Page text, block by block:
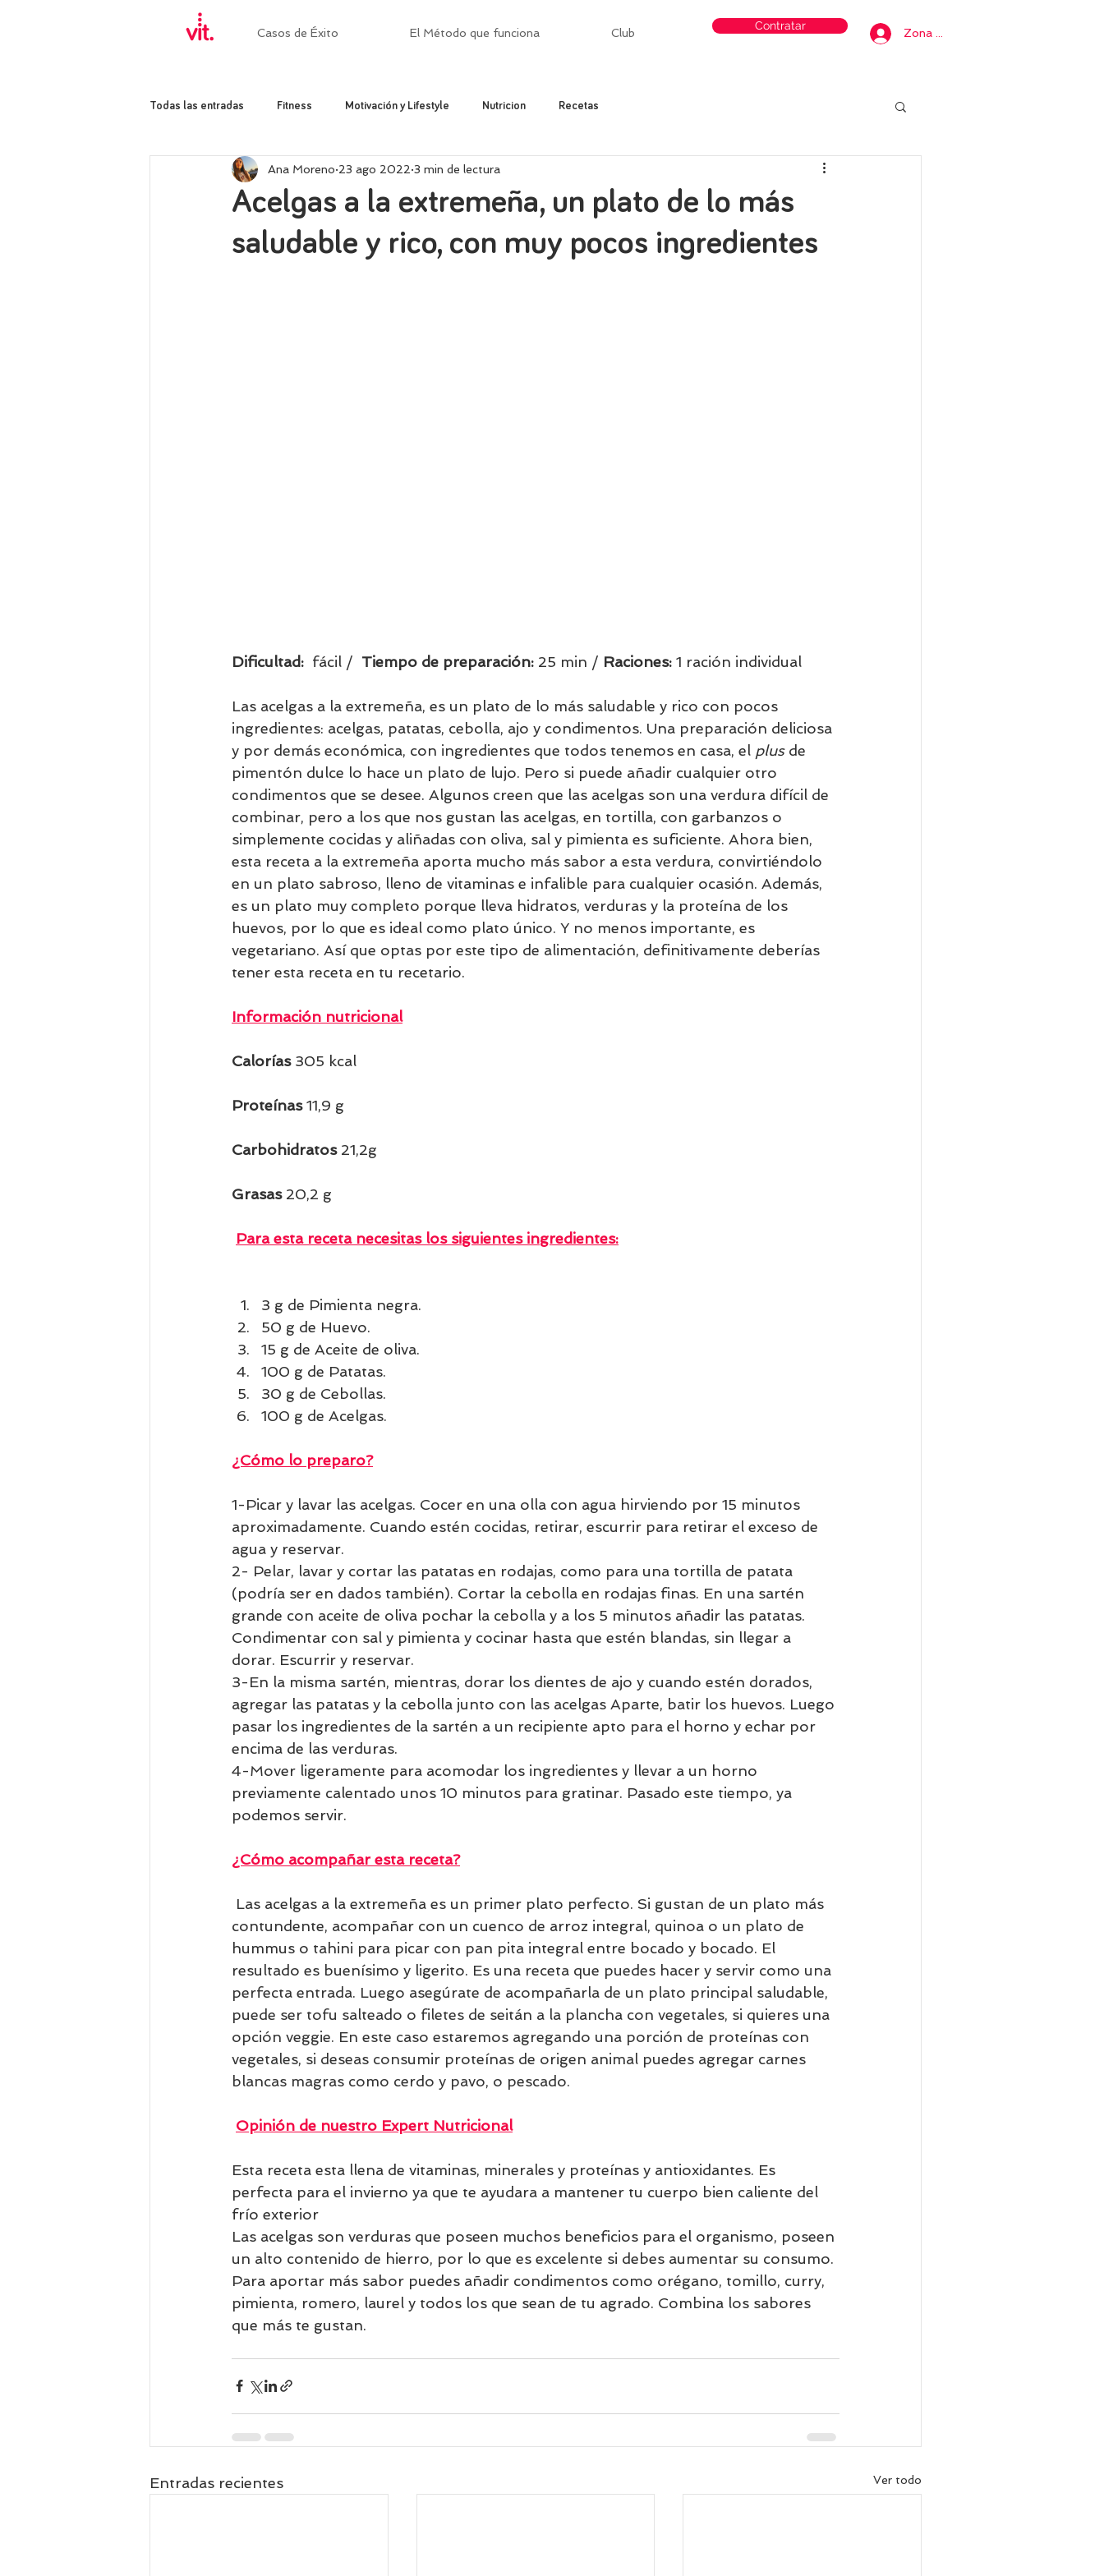
Casos de Éxito El Método que funciona Club
Contratar
Zona privada
Todas las entradas Fitness Motivación y Lifestyle Nutricion Recetas
Acelgas a la extremeña, un plato de lo más
saludable y rico, con muy pocos ingredientes
Ana Moreno 23 ago 2022 3 min de lectura
Dificultad: fácil / Tiempo de preparación: 25 min / Raciones: 1 ración individual
Las acelgas a la extremeña, es un plato de lo más saludable y rico con pocos
ingredientes: acelgas, patatas, cebolla, ajo y condimentos. Una preparación deliciosa
y por demás económica, con ingredientes que todos tenemos en casa, el plus de
pimentón dulce lo hace un plato de lujo. Pero si puede añadir cualquier otro
condimentos que se desee. Algunos creen que las acelgas son una verdura difícil de
combinar, pero a los que nos gustan las acelgas, en tortilla, con garbanzos o
simplemente cocidas y aliñadas con oliva, sal y pimienta es suficiente. Ahora bien,
esta receta a la extremeña aporta mucho más sabor a esta verdura, convirtiéndolo
en un plato sabroso, lleno de vitaminas e infalible para cualquier ocasión. Además,
es un plato muy completo porque lleva hidratos, verduras y la proteína de los
huevos, por lo que es ideal como plato único. Y no menos importante, es
vegetariano. Así que optas por este tipo de alimentación, definitivamente deberías
tener esta receta en tu recetario.
Información nutricional
Calorías 305 kcal
Proteínas 11,9 g
Carbohidratos 21,2g
Grasas 20,2 g
Para esta receta necesitas los siguientes ingredientes:
3 g de Pimienta negra.
50 g de Huevo.
15 g de Aceite de oliva.
100 g de Patatas.
30 g de Cebollas.
100 g de Acelgas.
¿Cómo lo preparo?
1-Picar y lavar las acelgas. Cocer en una olla con agua hirviendo por 15 minutos
aproximadamente. Cuando estén cocidas, retirar, escurrir para retirar el exceso de
agua y reservar.
2- Pelar, lavar y cortar las patatas en rodajas, como para una tortilla de patata
(podría ser en dados también). Cortar la cebolla en rodajas finas. En una sartén
grande con aceite de oliva pochar la cebolla y a los 5 minutos añadir las patatas.
Condimentar con sal y pimienta y cocinar hasta que estén blandas, sin llegar a
dorar. Escurrir y reservar.
3-En la misma sartén, mientras, dorar los dientes de ajo y cuando estén dorados,
agregar las patatas y la cebolla junto con las acelgas Aparte, batir los huevos. Luego
pasar los ingredientes de la sartén a un recipiente apto para el horno y echar por
encima de las verduras.
4-Mover ligeramente para acomodar los ingredientes y llevar a un horno
previamente calentado unos 10 minutos para gratinar. Pasado este tiempo, ya
podemos servir.
¿Cómo acompañar esta receta?
contundente, acompañar con un cuenco de arroz integral, quinoa o un plato de
hummus o tahini para picar con pan pita integral entre bocado y bocado. El
resultado es buenísimo y ligerito. Es una receta que puedes hacer y servir como una
perfecta entrada. Luego asegúrate de acompañarla de un plato principal saludable,
puede ser tofu salteado o filetes de seitán a la plancha con vegetales, si quieres una
opción veggie. En este caso estaremos agregando una porción de proteínas con
vegetales, si deseas consumir proteínas de origen animal puedes agregar carnes
blancas magras como cerdo y pavo, o pescado.
Opinión de nuestro Expert Nutricional
Esta receta esta llena de vitaminas, minerales y proteínas y antioxidantes. Es
perfecta para el invierno ya que te ayudara a mantener tu cuerpo bien caliente del
frío exterior
Las acelgas son verduras que poseen muchos beneficios para el organismo, poseen
un alto contenido de hierro, por lo que es excelente si debes aumentar su consumo.
Para aportar más sabor puedes añadir condimentos como orégano, tomillo, curry,
pimienta, romero, laurel y todos los que sean de tu agrado. Combina los sabores
que más te gustan.
Entradas recientes Ver todo